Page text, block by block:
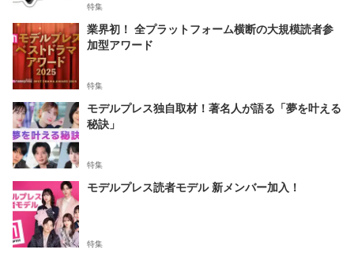
特集
業界初！ 全プラットフォーム横断の大規模読者参
加型アワード
特集
モデルプレス独自取材！著名人が語る「夢を叶える
秘訣」
特集
モデルプレス読者モデル 新メンバー加入！
特集